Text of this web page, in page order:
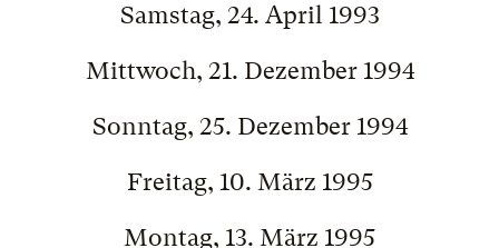
Samstag, 24. April 1993
Mittwoch, 21. Dezember 1994
Sonntag, 25. Dezember 1994
Freitag, 10. März 1995
Montag, 13. März 1995